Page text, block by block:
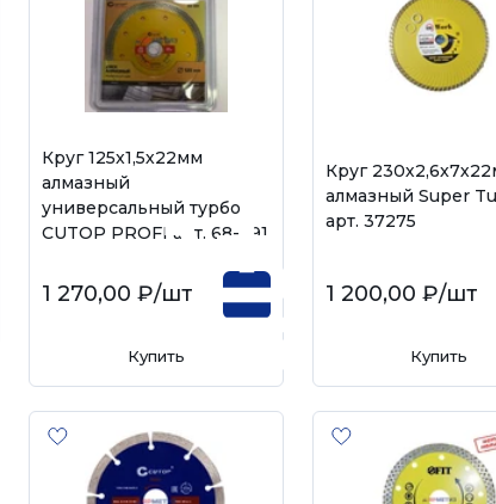
Круг 125х1,5х22мм
алмазный
универсальный турбо
CUTOP PROFI арт. 68-391
1 270,00 ₽/шт
Купить
Круг
алмазный Super
арт. 37275
1 200,00 ₽/шт
Купить